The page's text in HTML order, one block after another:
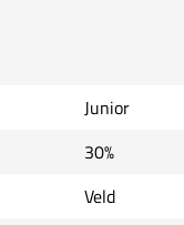
Junior
30%
Veld